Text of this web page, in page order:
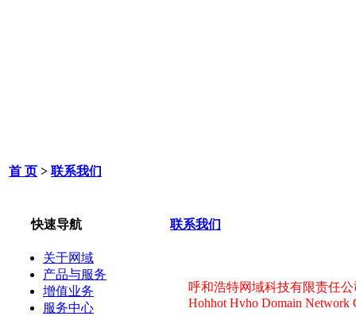
首 页 > 联系我们
快速导航
关于网域
产品与服务
增值业务
服务中心
联系我们
呼和浩特网域科技有限责任公
Hohhot Hvho Domain Network